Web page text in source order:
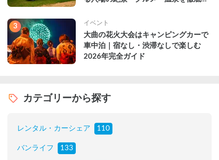
3 イベント
大曲の花火大会はキャンピングカーで
車中泊｜宿なし・渋滞なしで楽しむ
2026年完全ガイド
カテゴリーから探す
レンタル・カーシェア 110
バンライフ 133